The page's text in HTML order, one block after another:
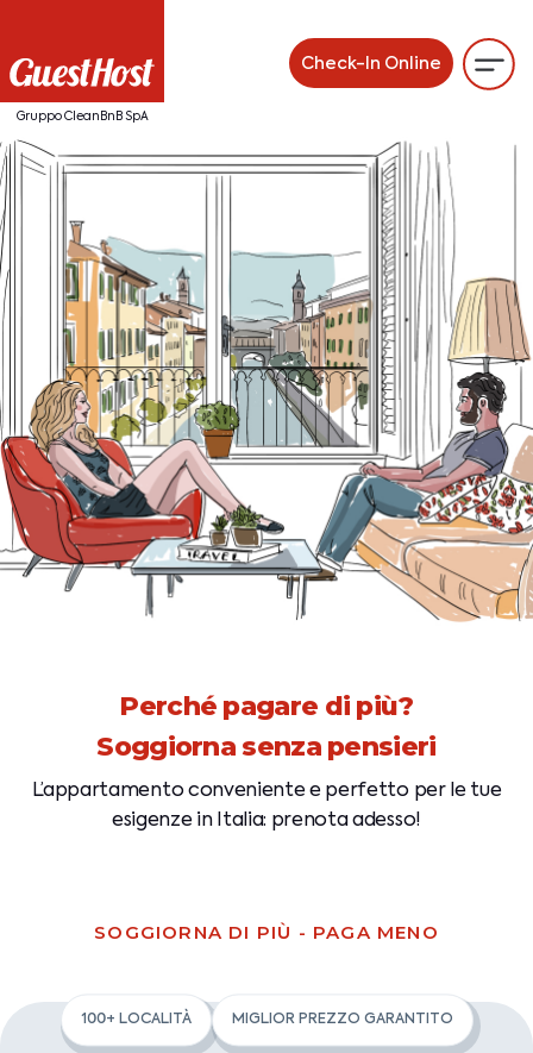
Gruppo CleanBnB SpA
Check-In Online
Perché pagare di più?
Soggiorna senza pensieri
L’appartamento conveniente e perfetto perle tue
esigenze in Italia: prenota adesso!
SOGGIORNA DI PIÙ - PAGA MENO
100+ LOCALITÀ MIGLIOR PREZZO GARANTITO